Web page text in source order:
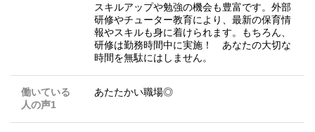
スキルアップや勉強の機会も豊富です。外部
研修やチューター教育により、最新の保育情
報やスキルも身に着けられます。もちろん、
研修は勤務時間中に実施！ あなたの大切な
時間を無駄にはしません。
働いている
人の声1
あたたかい職場◎